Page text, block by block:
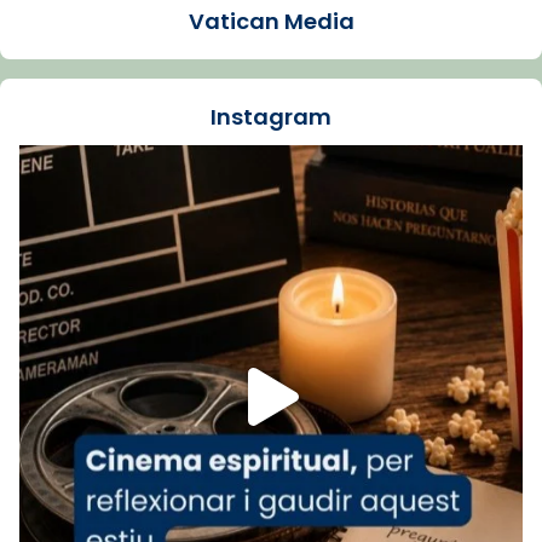
Santes de Mataró.
🔗tinyurl.com/cvu5jmbk
Foto
View on Facebook Share
Arquebisbat de Barcelonais at Catedral
de Barcelona.
1 week ago
Aquest dilluns, 27 de juliol, ha tingut lloc la
missa d’acció de gràcies en agraïment al
comitè organitzador de la visita apostòlica
del Sant Pare Lleó XIV a Barcelona, i als
col·laboradors, a la Catedral de Barcelona.
L’arquebisbe de Barcelona, el cardenal Joan
Vatican Media
Instagram